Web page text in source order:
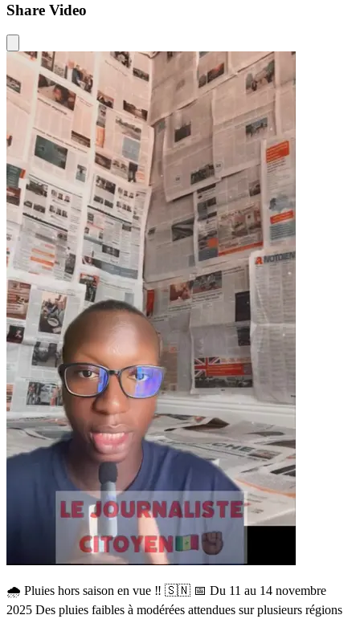
Share Video
🌧️ Pluies hors saison en vue ‼️ 🇸🇳 📅 Du 11 au 14 novembre
2025 Des pluies faibles à modérées attendues sur plusieurs régions